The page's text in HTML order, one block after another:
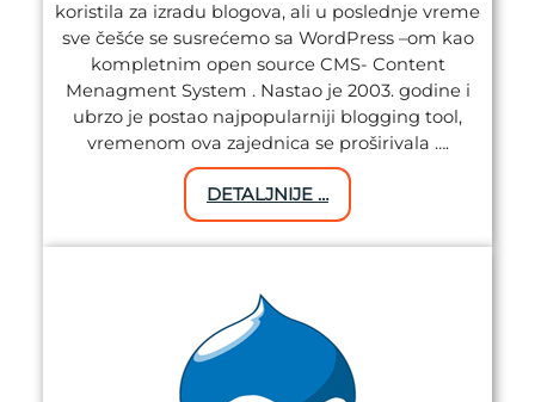
koristila za izradu blogova, ali u poslednje vreme
sve češće se susrećemo sa WordPress –om kao
kompletnim open source CMS- Content
Menagment System . Nastao je 2003. godine i
ubrzo je postao najpopularniji blogging tool,
vremenom ova zajednica se proširivala ….
DETALJNIJE …